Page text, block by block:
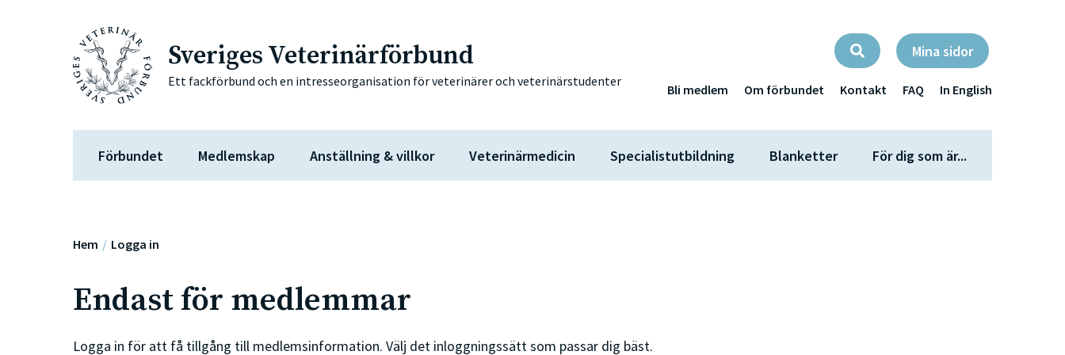
Sveriges Veterinärförbund
Ett fackförbund och en intresseorganisation för veterinärer och veterinärstudenter
Mina sidor
Bli medlem Om förbundet Kontakt FAQ In English
Förbundet Medlemskap Anställning & villkor Veterinärmedicin Specialistutbildning Blanketter För dig som är...
Hem Logga in
Endast för medlemmar
Logga in för att få tillgång till medlemsinformation. Välj det inloggningssätt som passar dig bäst.